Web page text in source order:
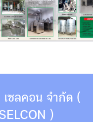
ซลคอน จำกัด (
)